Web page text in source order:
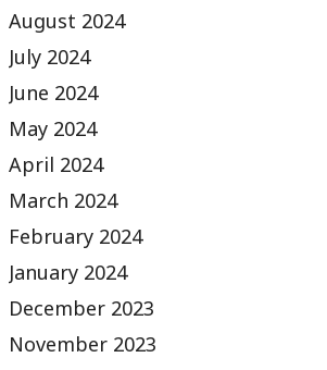
August 2024
July 2024
June 2024
May 2024
April 2024
March 2024
February 2024
January 2024
December 2023
November 2023